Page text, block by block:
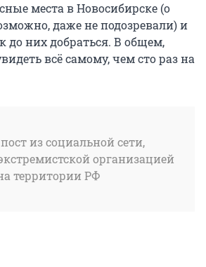
места в Новосибирске (о
даже не подозревали) и
до них добраться. В общем,
всё самому, чем сто раз на
из социальной сети,
организацией
территории РФ